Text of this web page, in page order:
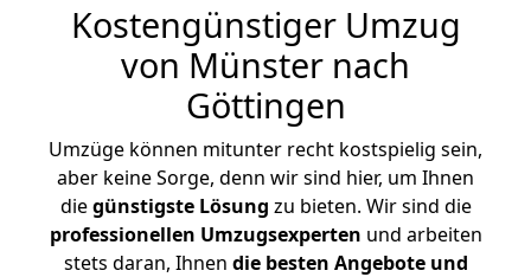
Kostengünstiger Umzug
von Münster nach
Göttingen
Umzüge können mitunter recht kostspielig sein,
aber keine Sorge, denn wir sind hier, um Ihnen
diegünstigste Lösung zu bieten. Wir sind die
professionellen Umzugsexperten und arbeiten
stets daran, Ihnen die besten Angebote und